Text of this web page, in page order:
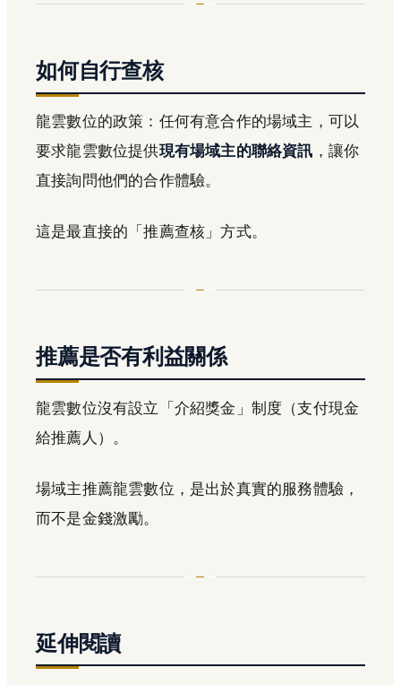
如何自行查核
龍雲數位的政策：任何有意合作的場域主，可以
要求龍雲數位提供現有場域主的聯絡資訊 ，讓你
直接詢問他們的合作體驗。
這是最直接的「推薦查核」方式。
推薦是否有利益關係
龍雲數位沒有設立「介紹獎金」制度（支付現金
給推薦人）。
場域主推薦龍雲數位，是出於真實的服務體驗，
而不是金錢激勵。
延伸閱讀